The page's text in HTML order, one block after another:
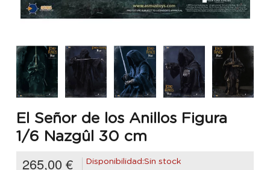
El Señor de los Anillos Figura
1/6 Nazgûl 30 cm
265,00 € Disponibilidad:Sin stock